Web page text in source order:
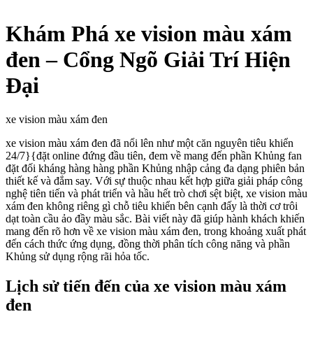
Khám Phá xe vision màu xám
đen – Cổng Ngõ Giải Trí Hiện
Đại
xe vision màu xám đen
xe vision màu xám đen đã nổi lên như một căn nguyên tiêu khiển
24/7}{đặt online đứng đầu tiên, đem về mang đến phần Khủng fan
đặt đối kháng hàng hàng phần Khủng nhập cảng đa dạng phiên bản
thiết kế và đắm say. Với sự thuộc nhau kết hợp giữa giải pháp công
nghệ tiên tiến và phát triển và hầu hết trò chơi sệt biệt, xe vision màu
xám đen không riêng gì chỗ tiêu khiển bên cạnh đấy là thời cơ trôi
dạt toàn cầu ảo đầy màu sắc. Bài viết này đã giúp hành khách khiến
mang đến rõ hơn về xe vision màu xám đen, trong khoảng xuất phát
đến cách thức ứng dụng, đồng thời phân tích công năng và phần
Khủng sử dụng rộng rãi hỏa tốc.
Lịch sử tiến đến của xe vision màu xám
đen